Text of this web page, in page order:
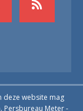
deze website mag
Meter -